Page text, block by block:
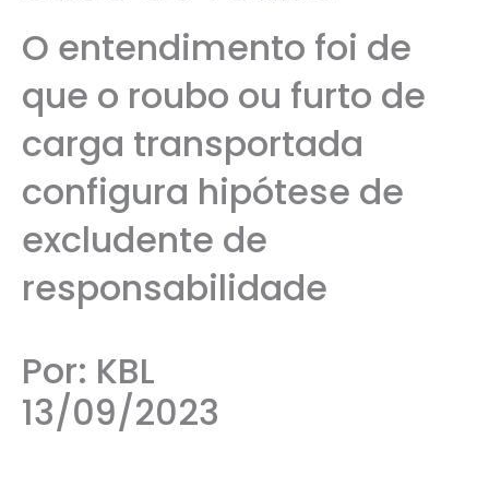
O entendimento foi de
que o roubo ou furto de
carga transportada
configura hipótese de
excludente de
responsabilidade
Por: KBL
13/09/2023